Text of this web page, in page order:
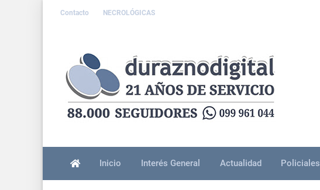
Contacto NECROLÓGICAS
Inicio Interés General Actualidad Policiales